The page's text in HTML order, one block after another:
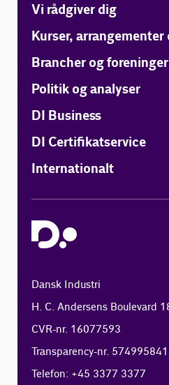
Vi rådgiver dig
Kurser,
Brancher og foreninger
Politik og analyser
DI Business
DI Certifikatservice
Internationalt
Dansk Industri
H. C. Andersens Boulevard
CVR-nr. 16077593
Transparency-nr.
Telefon: +45 3377 3377